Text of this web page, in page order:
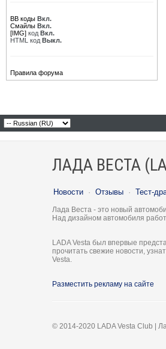
BB коды Вкл.
Смайлы Вкл.
[IMG] код Вкл.
HTML код Выкл.
Правила форума
ЛАДА ВЕСТА
Новости · Отзывы · Тест-
Лада Веста - это новый
Над дизайном автомобиля
LADA Vesta был впервые
прочитать свежие новости,
Vesta.
Разместить рекламу на сайте
© 2014-2020 LADA Vesta Club |